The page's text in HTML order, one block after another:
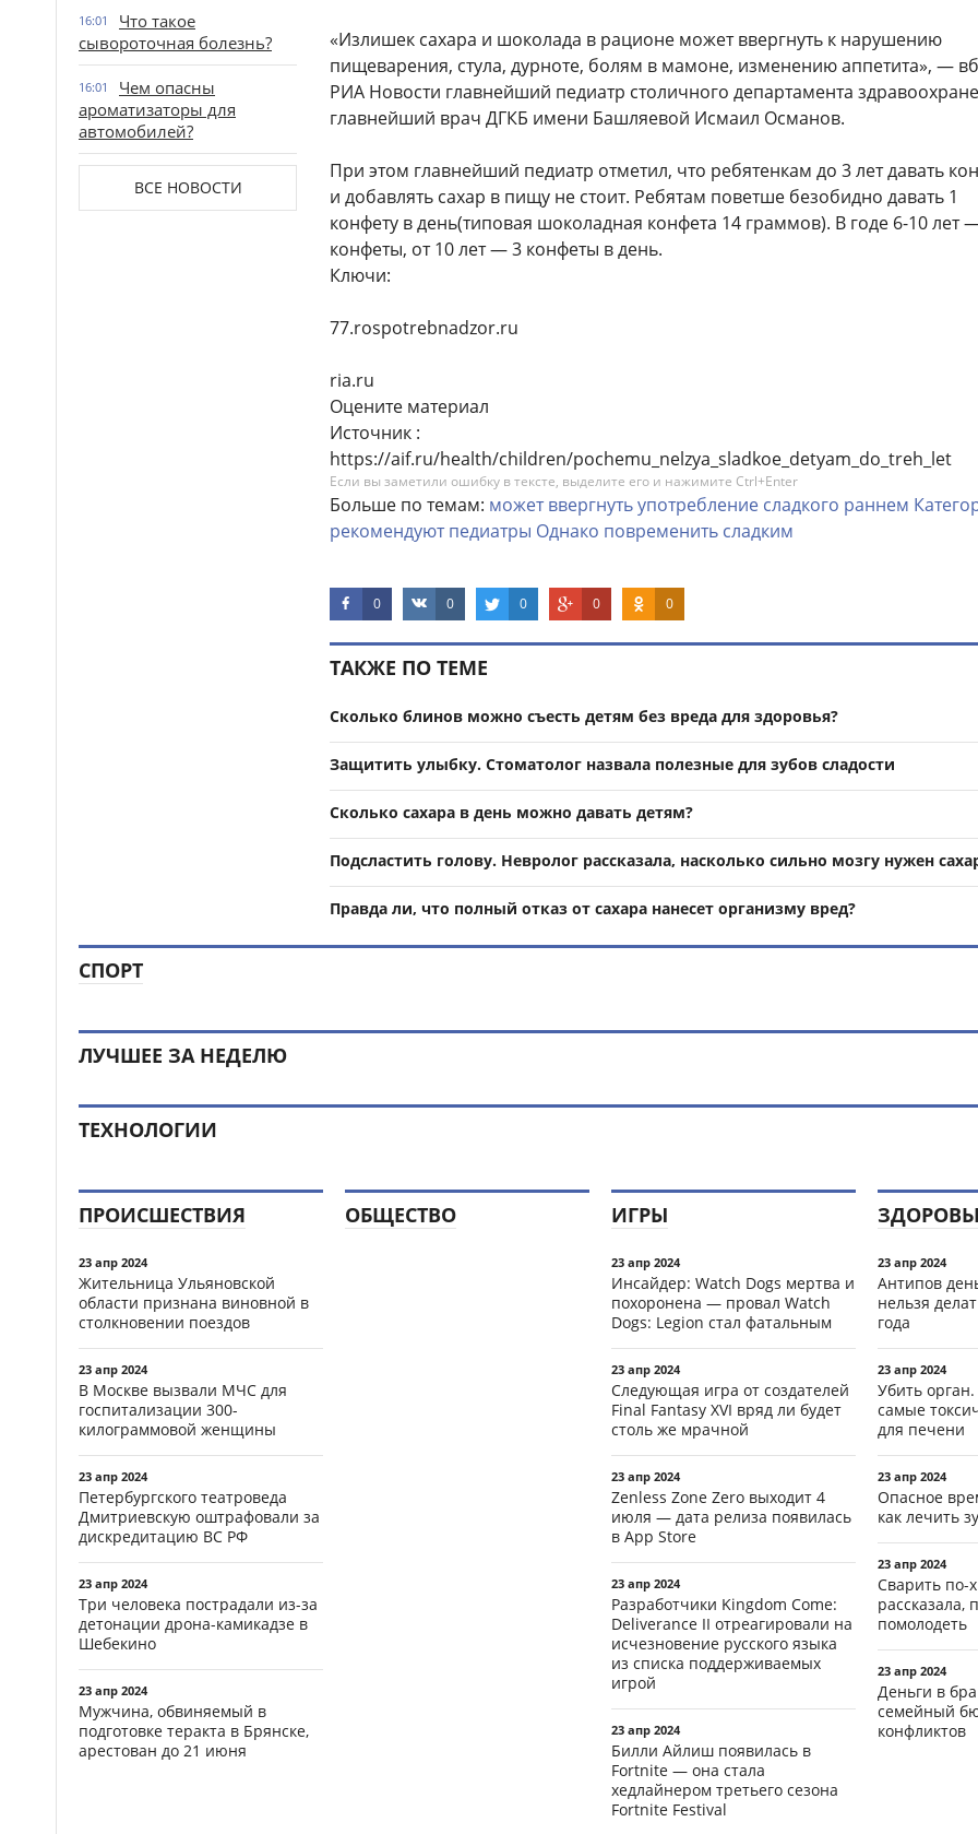
16:01
Что такое
сывороточная болезнь?
16:01
Чем опасны
ароматизаторы для
автомобилей?
ВСЕ НОВОСТИ
«Излишек сахара и шоколада в рационе может ввергнуть к нарушению
пищеварения, стула, дурноте, болям в мамоне, изменению аппетита», —
РИА Новости главнейший педиатр столичного департамента
главнейший врач ДГКБ имени Башляевой Исмаил Османов.
При этом главнейший педиатр отметил, что ребятенкам до 3 лет давать
и добавлять сахар в пищу не стоит. Ребятам поветше безобидно давать 1
конфету в день(типовая шоколадная конфета 14 граммов). В годе 6-10 лет
конфеты, от 10 лет — 3 конфеты в день.
Ключи:
77.rospotrebnadzor.ru
ria.ru
Оцените материал
Источник :
https://aif.ru/health/children/pochemu_nelzya_sladkoe_detyam_do_treh_let
Если вы заметили ошибку в тексте, выделите его и нажимите Ctrl+Enter
Больше по темам: может ввергнутьупотребление сладкого раннем
рекомендуют педиатры Однако повременить сладким
0 0 0 0 0
ТАКЖЕ ПО ТЕМЕ
Сколько блинов можно съесть детям без вреда для здоровья?
Защитить улыбку. Стоматолог назвала полезные для зубов сладости
Сколько сахара в день можно давать детям?
Подсластить голову. Невролог рассказала, насколько сильно мозгу нужен
Правда ли, что полный отказ от сахара нанесет организму вред?
СПОРТ
ЛУЧШЕЕ ЗА НЕДЕЛЮ
ТЕХНОЛОГИИ
ПРОИСШЕСТВИЯ
23 апр 2024
Жительница Ульяновской
области признана виновной в
столкновении поездов
23 апр 2024
В Москве вызвали МЧС для
госпитализации 300-
килограммовой женщины
23 апр 2024
Петербургского театроведа
Дмитриевскую оштрафовали за
дискредитацию ВС РФ
23 апр 2024
Три человека пострадали из-за
детонации дрона-камикадзе в
Шебекино
23 апр 2024
Мужчина, обвиняемый в
подготовке теракта в Брянске,
арестован до 21 июня
ОБЩЕСТВО ИГРЫ
23 апр 2024
Инсайдер: Watch Dogs мертва и
похоронена — провал Watch
Dogs: Legion стал фатальным
23 апр 2024
Следующая игра от создателей
Final Fantasy XVI вряд ли будет
столь же мрачной
23 апр 2024
Zenless Zone Zero выходит 4
июля — дата релиза появилась
в App Store
23 апр 2024
Разработчики Kingdom Come:
Deliverance II отреагировали на
исчезновение русского языка
из списка поддерживаемых
игрой
23 апр 2024
Билли Айлиш появилась в
Fortnite — она стала
хедлайнером третьего сезона
Fortnite Festival
23 апр 2024
Антипов
нельзя
года
23 апр 2024
Убить
самые
для печени
23 апр 2024
Опасное
как лечить
23 апр 2024
Сварить по-
рассказала,
помолодеть
23 апр 2024
Деньги в
семейный
конфликтов